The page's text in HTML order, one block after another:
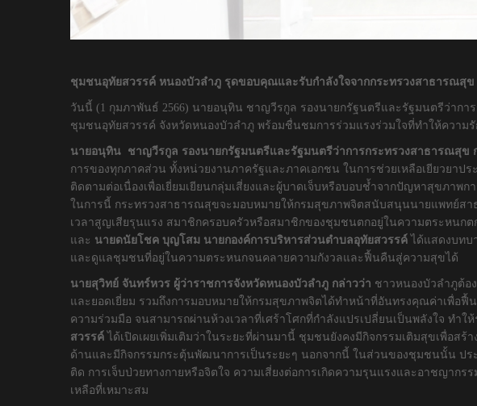
ชุมชนอุทัยสวรรค์ หนองบัวลำภู รุดขอบคุณและรับกำลังใจจากกระทรวงสาธารณสุ
วันนี้ (1 กุมภาพันธ์ 2566) นายอนุทิน ชาญวีรกูล รองนายกรัฐนตรีและรัฐมนตรีว่า
ชุมชนอุทัยสวรรค์ จังหวัดหนองบัวลำภู พร้อมชื่นชมการร่วมแรงร่วมใจที่ทำให้ควา
นายอนุทิน ชาญวีรกูล รองนายกรัฐมนตรีและรัฐมนตรีว่าการกระทรวงสาธารณสุข
การของทุกภาคส่วน ทั้งหน่วยงานภาครัฐและภาคเอกชน ในการช่วยเหลือเยียวยา
ติดตามต่อเนื่องเพื่อเยี่ยมเยียนกลุ่มเสี่ยงและผู้บาดเจ็บหรือบอบช้ำจากปัญหาสุขภา
ในการนี้ กระทรวงสาธารณสุขจะมอบหมายให้กรมสุขภาพจิตสนับสนุนนายแพทย์
เวลาสูญเสียรุนแรง สมาชิกครอบครัวหรือสมาชิกของชุมชนตกอยู่ในความตระหนก
และ นายดนัยโชค บุญโสม นายกองค์การบริหารส่วนตำบลอุทัยสวรรค์ ได้แสดงบทบ
และดูแลชุมชนที่อยู่ในความตระหนกจนคลายความกังวลและฟื้นคืนสู่ความสุขได้
นายสุวิทย์ จันทร์หวร ผู้ว่าราชการจังหวัดหนองบัวลำภู กล่าวว่า ชาวหนองบัวลำภูต้อ
และยอดเยี่ยม รวมถึงการมอบหมายให้กรมสุขภาพจิตได้ทำหน้าที่อันทรงคุณค่าเพื่อ
ความร่วมมือ จนสามารถผ่านห้วงเวลาที่เศร้าโศกที่กำลังแปรเปลี่ยนเป็นพลังใจ ท
สวรรค์ ได้เปิดเผยเพิ่มเติมว่าในระยะที่ผ่านมานี้ ชุมชนยังคงมีกิจกรรมเติมสุขเพื่อ
ด้านและมีกิจกรรมกระตุ้นพัฒนาการเป็นระยะๆ นอกจากนี้ ในส่วนของชุมชนนั้น ปร
ติด การเจ็บป่วยทางกายหรือจิตใจ ความเสี่ยงต่อการเกิดความรุนแรงและอาชญาก
เหลือที่เหมาะสม